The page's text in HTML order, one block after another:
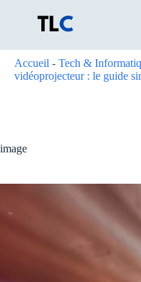
Accueil - Tech &
vidéoprojecteur : le guide
image